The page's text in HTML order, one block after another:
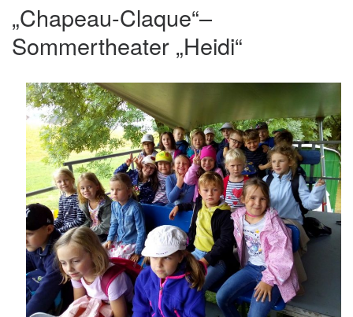
„Chapeau-Claque“–
Sommertheater „Heidi“